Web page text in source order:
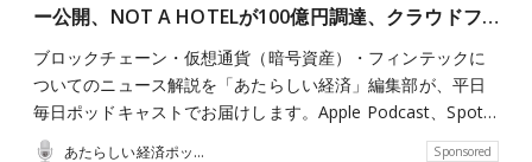
ー公開、NOT A HOTELが100億円調達、クラウドフ…
ブロックチェーン・仮想通貨（暗号資産）・フィンテックに
ついてのニュース解説を「あたらしい経済」編集部が、平日
毎日ポッドキャストでお届けします。Apple Podcast、Spot…
あたらしい経済ポッドキャスト Sponsored